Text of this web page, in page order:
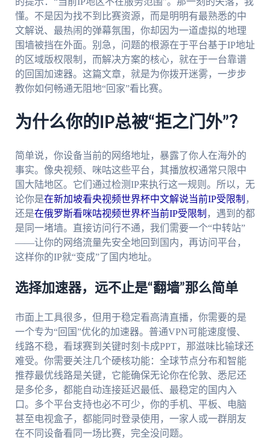
懂。不是因为找不到比赛资源，而是明明有最熟悉的中
文解说、最热闹的弹幕氛围，你却因为一道虚拟的地理
围墙被挡在外面。别急，问题的根源在于平台基于IP地址
的区域版权限制，而解决方案的核心，就在于一台靠谱
的回国加速器。这篇文章，就是为你拨开迷雾，一步步
教你如何畅通无阻地“回家”看比赛。
为什么你的IP总被“拒之门外”？
简单说，你设备当前的网络地址，暴露了你人在海外的
事实。像央视频、咪咕这些平台，其播放权通常只限中
国大陆地区。它们通过检测IP来执行这一规则。所以，无
论你是在新加坡看央视频世界杯中文解说当前IP受限制 ，
还是在俄罗斯看咪咕视频世界杯当前IP受限制 ，遇到的都
是同一堵墙。直接访问行不通，我们需要一个“中转站”
——让你的网络流量先安全地回到国内，再访问平台，
这样你的IP就“变成”了国内地址。
选择加速器，远不止是“翻墙”那么简单
市面上工具很多，但用于稳定看高清直播，你需要的是
一个专为“回国”优化的加速器。普通VPN可能速度慢、
线路不稳，看球赛到关键时刻卡成PPT，那滋味比输球还
难受。你需要关注几个硬核功能：全球节点分布和智能
推荐最优线路是关键，它能确保无论你在伦敦、悉尼还
是多伦多，都能自动连接延迟最低、最稳定的国内入
口。多个平台支持也必不可少，你的手机、平板、电脑
甚至电视盒子，都能同时登录使用，一家人或一群朋友
在不同设备看同一场比赛，完全没问题。